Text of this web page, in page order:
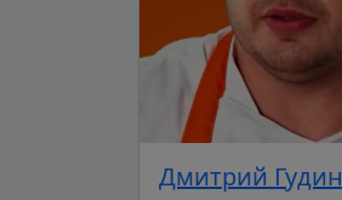
Дмитрий Гудин